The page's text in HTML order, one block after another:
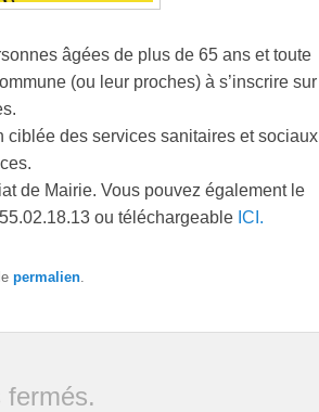
âgées de plus de 65 ans et toute
(ou leur proches) à s’inscrire sur
ciblée des services sanitaires et sociaux
de Mairie. Vous pouvez également le
ou téléchargeable ICI.
permalien
fermés.